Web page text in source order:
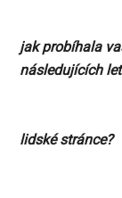
Kdy jste
jak
následujících
Jak
lidské stránce?